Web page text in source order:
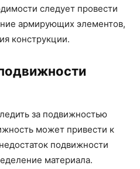
следует провести
армирующих элементов,
конструкции.
за подвижностью
может привести к
подвижности
материала.